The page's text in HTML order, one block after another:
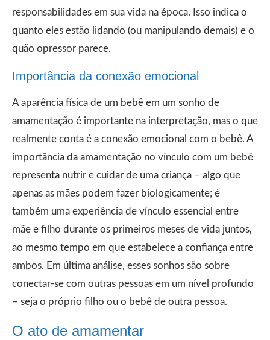
responsabilidades em sua vida na época. Isso indica o
quanto eles estão lidando (ou manipulando demais) e o
quão opressor parece.
Importância da conexão emocional
A aparência física de um bebê em um sonho de
amamentação é importante na interpretação, mas o que
realmente conta é a conexão emocional com o bebê. A
importância da amamentação no vínculo com um bebê
representa nutrir e cuidar de uma criança – algo que
apenas as mães podem fazer biologicamente; é
também uma experiência de vínculo essencial entre
mãe e filho durante os primeiros meses de vida juntos,
ao mesmo tempo em que estabelece a confiança entre
ambos. Em última análise, esses sonhos são sobre
conectar-se com outras pessoas em um nível profundo
– seja o próprio filho ou o bebê de outra pessoa.
O ato de amamentar